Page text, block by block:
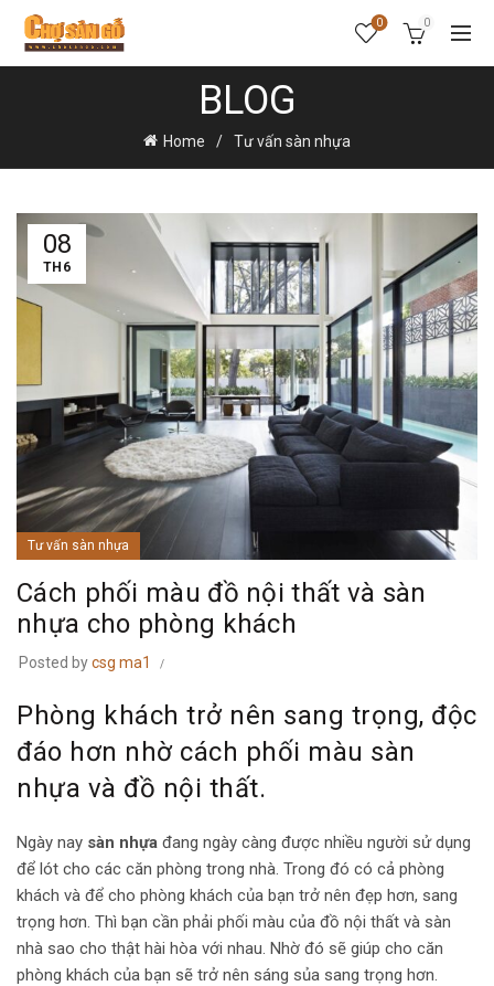
0 0
BLOG
Home Tư vấn sàn nhựa
08
TH6
Tư vấn sàn nhựa
Cách phối màu đồ nội thất và sàn
nhựa cho phòng khách
Posted bycsg ma1
Phòng khách trở nên sang trọng, độc
đáo hơn nhờ cách phối màu sàn
nhựa và đồ nội thất.
Ngày nay sàn nhựa đang ngày càng được nhiều người sử dụng
để lót cho các căn phòng trong nhà. Trong đó có cả phòng
khách và để cho phòng khách của bạn trở nên đẹp hơn, sang
trọng hơn. Thì bạn cần phải phối màu của đồ nội thất và sàn
nhà sao cho thật hài hòa với nhau. Nhờ đó sẽ giúp cho căn
phòng khách của bạn sẽ trở nên sáng sủa sang trọng hơn.